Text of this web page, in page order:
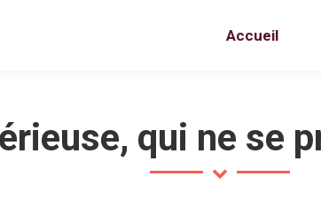
Accueil
qui ne se